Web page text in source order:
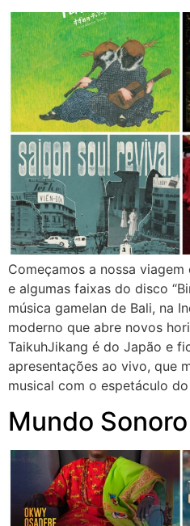
Começamos a nossa
e algumas faixas do disco
música gamelan de Bali, na
moderno que abre novos
TaikuhJikang é do Japão e
apresentações ao vivo, que
musical com o espetáculo
Mundo Sonoro